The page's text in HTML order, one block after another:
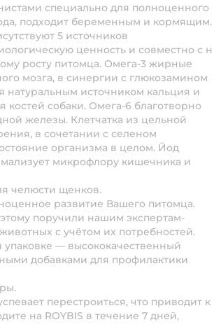
специально для полноценного
подходит беременным и кормящим.
5 источников
ценность и совместно с н
росту питомца. Омега-3 жирные
мозга, в синергии с глюкозамином
натуральным источником кальция и
костей собаки. Омега-6 благотворно
железы. Клетчатка из цельной
в сочетании с селеном
организма в целом. Йод
микрофлору кишечника и
челюсти щенков.
развитие Вашего питомца.
поручили нашим экспертам-
с учётом их потребностей.
— высококачественный
добавками для профилактики
перестроиться, что приводит к
на ROYBIS в течение 7 дней,